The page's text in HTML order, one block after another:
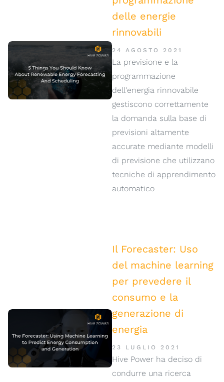
delle energie
rinnovabili
24 AGOSTO 2021
La previsione e la
programmazione
dell'energia rinnovabile
gestiscono correttamente
la domanda sulla base di
previsioni altamente
accurate mediante modelli
di previsione che utilizzano
tecniche di apprendimento
automatico
Il Forecaster: Uso
del machine learning
per prevedere il
consumo e la
generazione di
energia
23 LUGLIO 2021
Hive Power ha deciso di
condurre una ricerca